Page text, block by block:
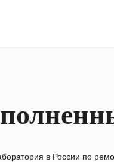
в России по